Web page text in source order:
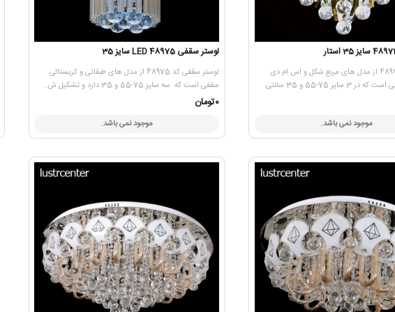
لوستر سقفی 48971 از مدل های مربع شکل و اس ام دی
لوسترهای سقفی است که در 3 سایز 75-55 و 35 سانتی
موجود نمی باشد.
لوستر سقفی 48975 LED سایز 35
لوستر سقفی کد 48975 از مدل های طبقاتی و کریستالی
سقفی است که سه سایز 75-55 و 35 دارد و تشکیل ش..
0تومان
موجود نمی باشد.